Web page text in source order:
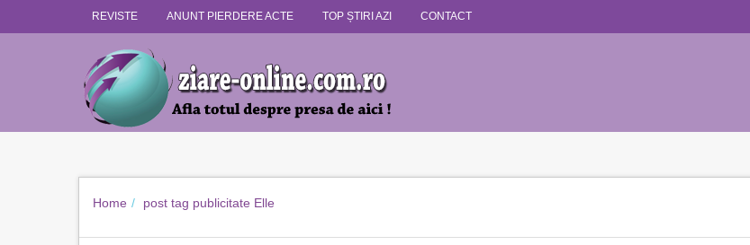
REVISTE ANUNT PIERDERE ACTE TOP ȘTIRI AZI CONTACT
Home post tag publicitate Elle